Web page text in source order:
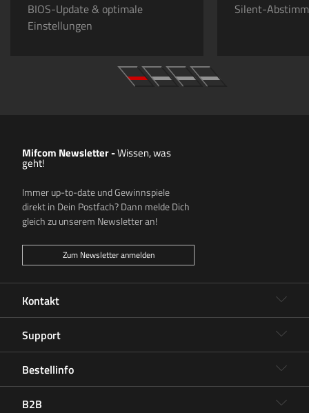
BIOS-Update & optimale
Einstellungen
Silent-
Kontakt
Support
Bestellinfo
B2B
Mifcom Newsletter-Wissen, was
geht!
Immer up-to-date und Gewinnspiele
direkt in Dein Postfach? Dann melde Dich
gleich zu unserem Newsletter an!
Zum Newsletter anmelden